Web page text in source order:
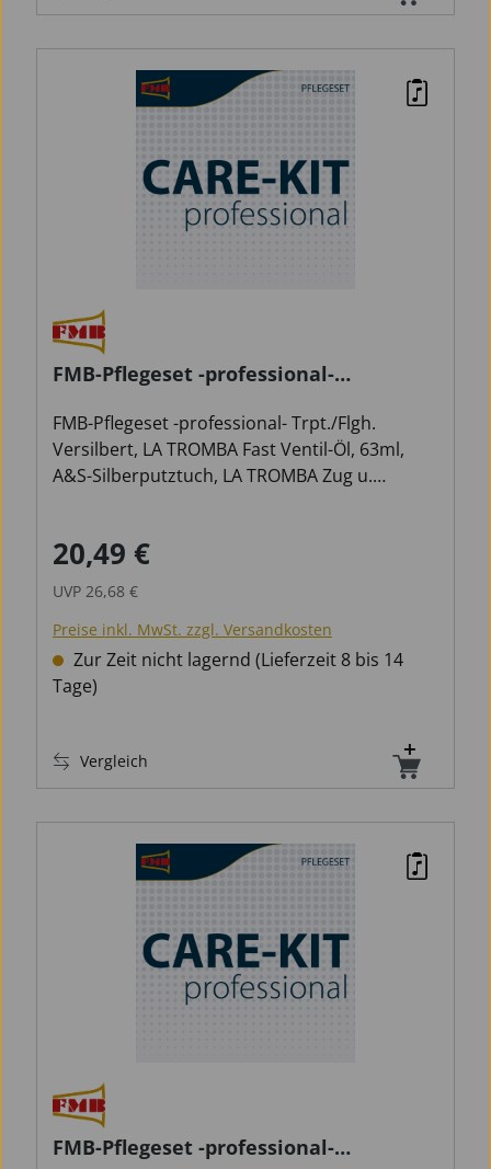
FMB-Pflegeset -professional-
FMB-Pflegeset -professional- Trpt./Flgh.
Versilbert, LA TROMBA Fast Ventil-Öl, 63ml,
A&S-Silberputztuch, LA TROMBA Zug u.
Verkaufspreis:
20,49 €
UVP 26,68 €
Preise inkl. MwSt. zzgl. Versandkosten
Zur Zeit nicht lagernd (Lieferzeit 8 bis 14
Tage)
Vergleich
FMB-Pflegeset -professional-